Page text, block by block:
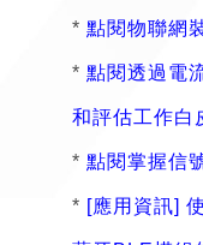
* 點閱物聯網
* 點閱透過電
和評估工作白
* 點閱掌握信
* [應用資訊]